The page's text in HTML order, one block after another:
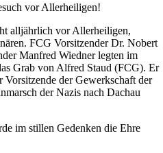
vor Allerheiligen!
alljährlich vor Allerheiligen,
FCG Vorsitzender Dr. Nobert
Manfred Wiedner legten im
Grab von Alfred Staud (FCG). Er
der Gewerkschaft der
der Nazis nach Dachau
im stillen Gedenken die Ehre